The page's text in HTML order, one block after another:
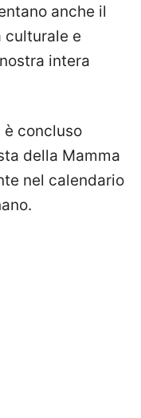
anche il
culturale e
intera
concluso
della Mamma
nel calendario